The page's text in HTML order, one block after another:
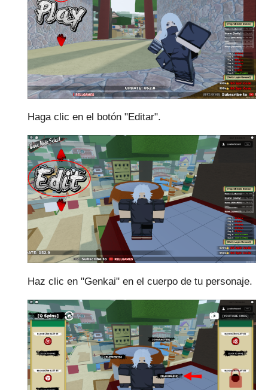
Haga clic en el botón "Editar".
Haz clic en "Genkai" en el cuerpo de tu personaje.